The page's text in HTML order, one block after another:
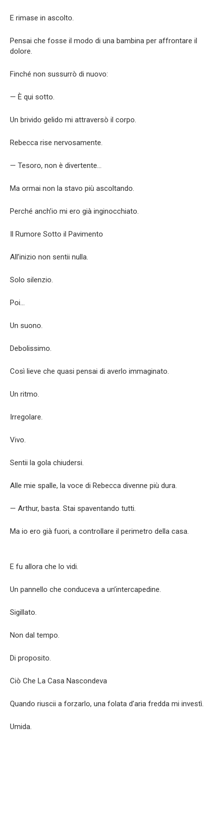
E rimase in ascolto.
Pensai che fosse il modo di una bambina per affrontare il
dolore.
Finché non sussurrò di nuovo:
— È qui sotto.
Un brivido gelido mi attraversò il corpo.
Rebecca rise nervosamente.
— Tesoro, non è divertente…
Ma ormai non la stavo più ascoltando.
Perché anch’io mi ero già inginocchiato.
Il Rumore Sotto il Pavimento
All’inizio non sentii nulla.
Solo silenzio.
Poi…
Un suono.
Debolissimo.
Così lieve che quasi pensai di averlo immaginato.
Un ritmo.
Irregolare.
Vivo.
Sentii la gola chiudersi.
Alle mie spalle, la voce di Rebecca divenne più dura.
— Arthur, basta. Stai spaventando tutti.
Ma io ero già fuori, a controllare il perimetro della casa.
E fu allora che lo vidi.
Un pannello che conduceva a un’intercapedine.
Sigillato.
Non dal tempo.
Di proposito.
Ciò Che La Casa Nascondeva
Quando riuscii a forzarlo, una folata d’aria fredda mi investì.
Umida.